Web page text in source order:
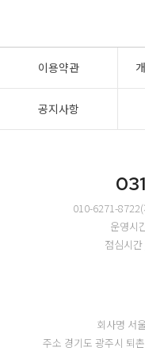
이용약관
공지사항
010-6271-
운영시
점심시
회사명 서
주소 경기도 광주시 퇴